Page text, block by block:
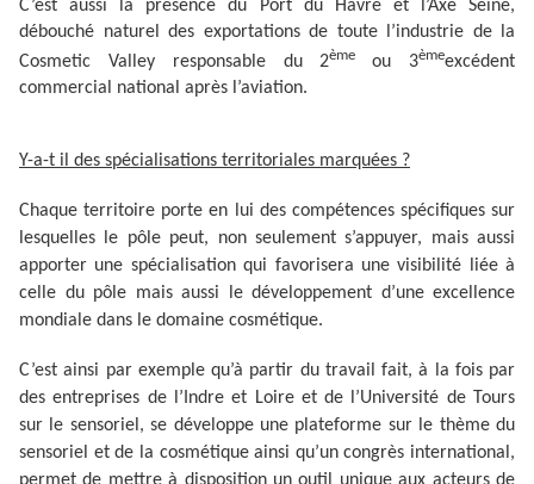
C’est aussi la présence du Port du Havre et l’Axe Seine,
débouché naturel des exportations de toute l’industrie de la
Cosmetic Valley responsable du 2ème ou 3èmeexcédent
commercial national après l’aviation.
Y-a-t il des spécialisations territoriales marquées ?
Chaque territoire porte en lui des compétences spécifiques sur
lesquelles le pôle peut, non seulement s’appuyer, mais aussi
apporter une spécialisation qui favorisera une visibilité liée à
celle du pôle mais aussi le développement d’une excellence
mondiale dans le domaine cosmétique.
C’est ainsi par exemple qu’à partir du travail fait, à la fois par
des entreprises de l’Indre et Loire et de l’Université de Tours
sur le sensoriel, se développe une plateforme sur le thème du
sensoriel et de la cosmétique ainsi qu’un congrès international,